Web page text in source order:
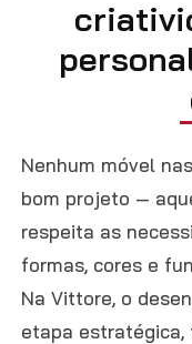
Nenhum móvel
bom projeto —
respeita as
formas, cores e
Na Vittore, o
etapa